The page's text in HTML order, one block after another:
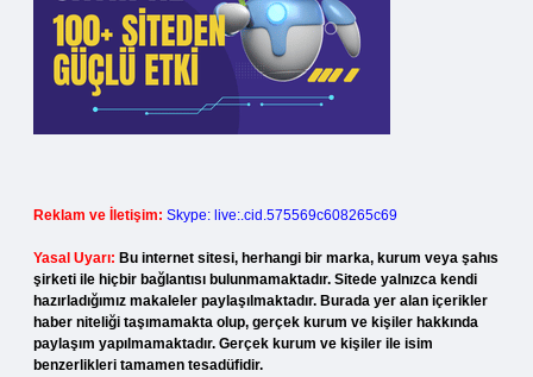
Reklam ve İletişim: Skype: live:.cid.575569c608265c69
Yasal Uyarı: Bu internet sitesi, herhangi bir marka, kurum veya şahıs
şirketi ile hiçbir bağlantısı bulunmamaktadır. Sitede yalnızca kendi
hazırladığımız makaleler paylaşılmaktadır. Burada yer alan içerikler
haber niteliği taşımamakta olup, gerçek kurum ve kişiler hakkında
paylaşım yapılmamaktadır. Gerçek kurum ve kişiler ile isim
benzerlikleri tamamen tesadüfidir.